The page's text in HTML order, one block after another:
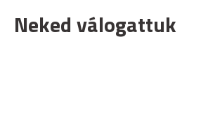
Neked válogattuk